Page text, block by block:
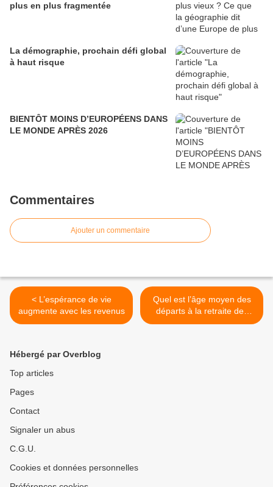
plus en plus fragmentée
La démographie, prochain défi global
à haut risque
BIENTÔT MOINS D’EUROPÉENS DANS
LE MONDE APRÈS 2026
Commentaires
Ajouter un commentaire
< L’espérance de vie
augmente avec les revenus
Quel est l’âge moyen des
départs à la retraite des
personnes résidant en
Hébergé par Overblog
Top articles
Pages
Contact
Signaler un abus
C.G.U.
Cookies et données personnelles